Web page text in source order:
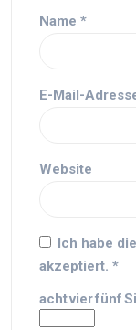
Name *
E-Mail-
Website
Ich habe die
akzeptiert. *
achtvierfünf